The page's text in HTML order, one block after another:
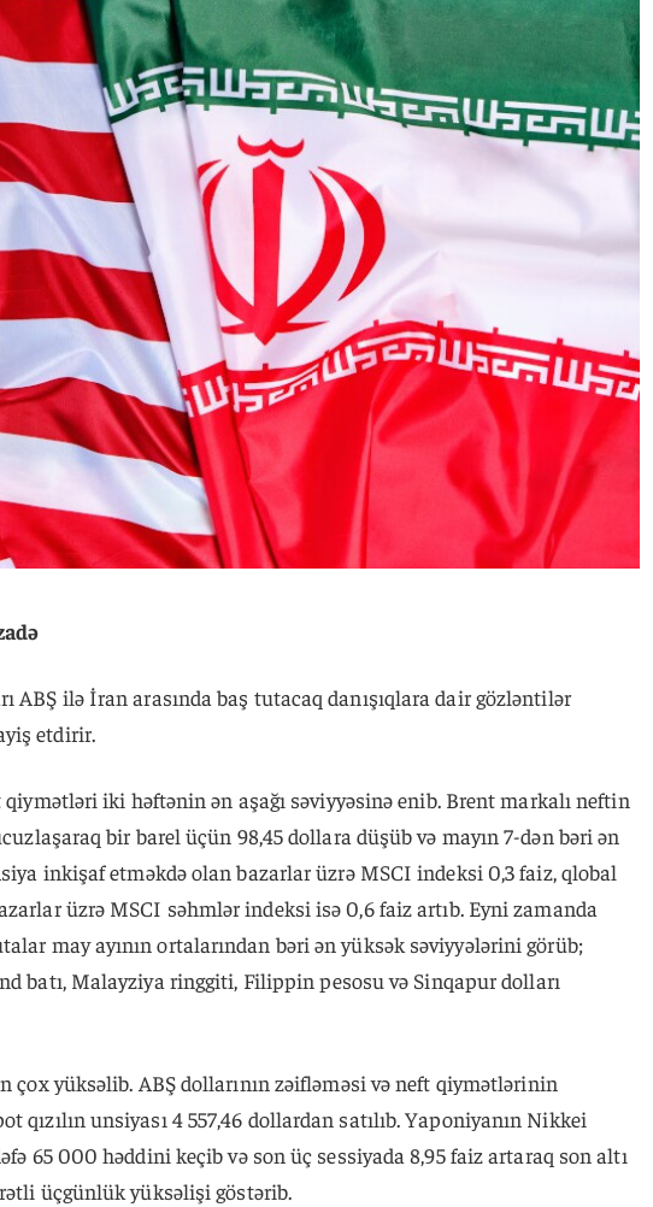
ABŞ ilə İran arasında baş tutacaq danışıqlara dair gözləntilər
etdirir.
iki həftənin ən aşağı səviyyəsinə enib. Brent markalı neftin
bir barel üçün 98,45 dollara düşüb və mayın 7-dən bəri ən
inkişaf etməkdə olan bazarlar üzrə MSCI indeksi 0,3 faiz, qlobal
üzrə MSCI səhmlər indeksi isə 0,6 faiz artıb. Eyni zamanda
may ayının ortalarından bəri ən yüksək səviyyələrini görüb;
batı, Malayziya ringgiti, Filippin pesosu və Sinqapur dolları
çox yüksəlib. ABŞ dollarının zəifləməsi və neft qiymətlərinin
qızılın unsiyası 4 557,46 dollardan satılıb. Yaponiyanın Nikkei
65 000 həddini keçib və son üç sessiyada 8,95 faiz artaraq son altı
üçgünlük yüksəlişi göstərib.